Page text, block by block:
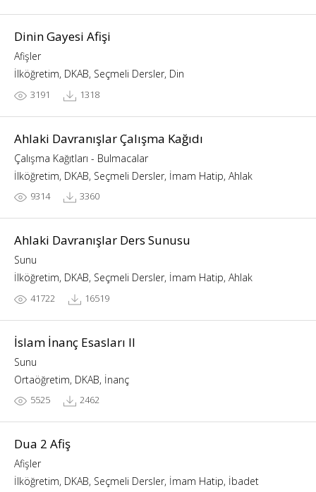
Dinin Gayesi Afişi
Afişler
İlköğretim, DKAB, Seçmeli Dersler, Din
3191 1318
Ahlaki Davranışlar Çalışma Kağıdı
Çalışma Kağıtları - Bulmacalar
İlköğretim, DKAB, Seçmeli Dersler, İmam Hatip, Ahlak
9314 3360
Ahlaki Davranışlar Ders Sunusu
Sunu
İlköğretim, DKAB, Seçmeli Dersler, İmam Hatip, Ahlak
41722 16519
İslam İnanç Esasları II
Sunu
Ortaöğretim, DKAB, İnanç
5525 2462
Dua 2 Afiş
Afişler
İlköğretim, DKAB, Seçmeli Dersler, İmam Hatip, İbadet